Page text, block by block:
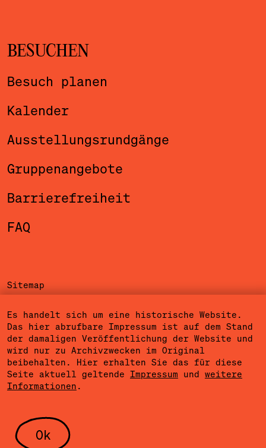
BESUCHEN
Besuch planen
Kalender
Ausstellungsrundgänge
Gruppenangebote
Barrierefreiheit
FAQ
Sitemap
Datenschutzerklärung
Nutzungsbedingungen
Cookieeinstellungen
Presse
Es handelt sich um eine historische Website.
Das hier abrufbare Impressum ist auf dem Stand
der damaligen Veröffentlichung der Website und
wird nur zu Archivzwecken im Original
beibehalten. Hier erhalten Sie das für diese
Seite aktuell geltende Impressum und weitere
Informationen .
Ok